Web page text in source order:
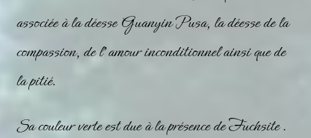
associée à la déesse Guanyin Pusa, la déesse de la
compassion, de l’amour inconditionnel ainsi que de
la pitié.
Sa couleur verte est due à la présence deFuchsite.